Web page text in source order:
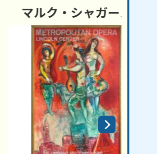
マルク・シャガール